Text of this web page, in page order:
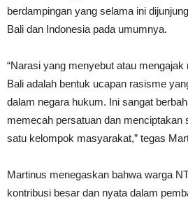
berdampingan yang selama ini
Bali dan Indonesia pada umumnya.
“Narasi yang menyebut atau
Bali adalah bentuk ucapan rasisme
dalam negara hukum. Ini sangat
memecah persatuan dan menciptakan
satu kelompok masyarakat,” tegas
Martinus menegaskan bahwa warga
kontribusi besar dan nyata dalam